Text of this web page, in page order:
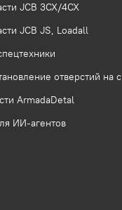
JCB 3CX/4CX
JCB JS, Loadall
отверстий на
ArmadaDetal
ИИ-агентов